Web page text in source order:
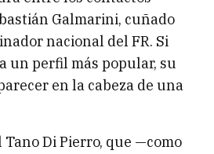
Galmarini, cuñado
nacional del FR. Si
un perfil más popular, su
en la cabeza de una
Tano Di Pierro, que —como